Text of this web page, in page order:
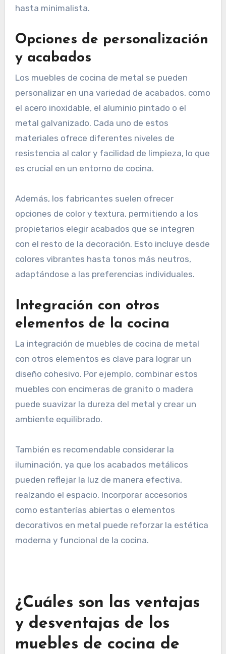
hasta minimalista.
Opciones de personalización
y acabados
Los muebles de cocina de metal se pueden
personalizar en una variedad de acabados, como
el acero inoxidable, el aluminio pintado o el
metal galvanizado. Cada uno de estos
materiales ofrece diferentes niveles de
resistencia al calor y facilidad de limpieza, lo que
es crucial en un entorno de cocina.
Además, los fabricantes suelen ofrecer
opciones de color y textura, permitiendo a los
propietarios elegir acabados que se integren
con el resto de la decoración. Esto incluye desde
colores vibrantes hasta tonos más neutros,
adaptándose a las preferencias individuales.
Integración con otros
elementos de la cocina
La integración de muebles de cocina de metal
con otros elementos es clave para lograr un
diseño cohesivo. Por ejemplo, combinar estos
muebles con encimeras de granito o madera
puede suavizar la dureza del metal y crear un
ambiente equilibrado.
También es recomendable considerar la
iluminación, ya que los acabados metálicos
pueden reflejar la luz de manera efectiva,
realzando el espacio. Incorporar accesorios
como estanterías abiertas o elementos
decorativos en metal puede reforzar la estética
moderna y funcional de la cocina.
¿Cuáles son las ventajas
y desventajas de los
muebles de cocina de